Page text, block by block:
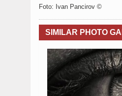
Foto: Ivan Pancirov ©
SIMILAR PHOTO